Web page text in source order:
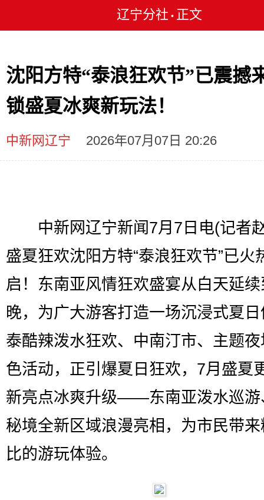
辽宁分社 • 正文
沈阳方特“泰浪狂欢节”已震撼
锁盛夏冰爽新玩法！
中新网辽宁 2026年07月07日 20:26
中新网辽宁新闻7月7日电(记者
盛夏狂欢沈阳方特“泰浪狂欢节”已火
启！东南亚风情狂欢盛宴从白天延
晚，为广大游客打造一场沉浸式夏
泰酷辣泼水狂欢、中南汀市、主题
色活动，正引爆夏日狂欢，7月盛夏
新亮点冰爽升级——东南亚泼水巡游
秘境全新区域浪漫亮相，为市民带
比的游玩体验。